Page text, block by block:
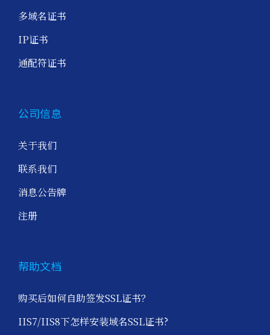
多域名证书
IP证书
通配符证书
公司信息
关于我们
联系我们
消息公告牌
注册
帮助文档
购买后如何自助签发SSL证书？
IIS7/IIS8下怎样安装域名SSL证书?